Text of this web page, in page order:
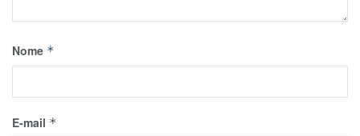
Nome *
E-mail *